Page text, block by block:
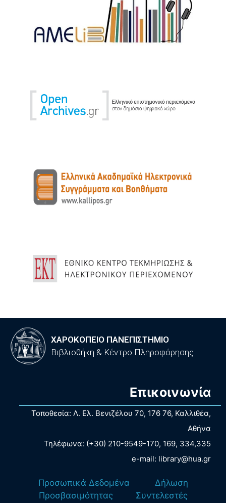
ΧΑΡΟΚΟΠΕΙΟ ΠΑΝΕΠΙΣΤΗΜΙΟ
Βιβλιοθήκη & Κέντρο Πληροφόρησης
Επικοινωνία
Τοποθεσία: Λ. Ελ. Βενιζέλου 70, 176 76, Καλλιθέα,
Αθήνα
Τηλέφωνα: (+30) 210-9549-170, 169, 334,335
e-mail: library@hua.gr
Προσωπικά Δεδομένα
Δήλωση
Προσβασιμότητας
Συντελεστές